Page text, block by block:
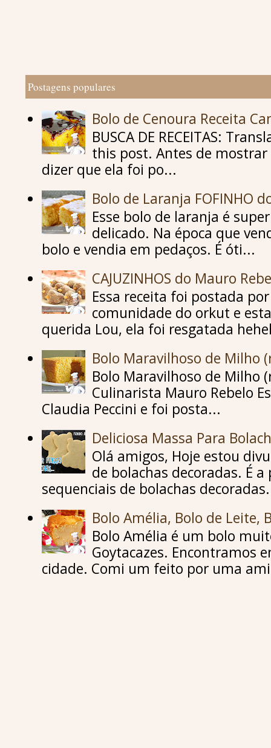
Postagens populares
Bolo de Cenoura Receita
BUSCA DE RECEITAS:
this post. Antes de mostrar
dizer que ela foi po...
Bolo de Laranja FOFINHO
Esse bolo de laranja é
delicado. Na época que
bolo e vendia em pedaços. É óti...
CAJUZINHOS do Mauro
Essa receita foi postada
comunidade do orkut e
querida Lou, ela foi resgatada
Bolo Maravilhoso de Milho
Bolo Maravilhoso de Milho
Culinarista Mauro Rebelo
Claudia Peccini e foi posta...
Deliciosa Massa Para
Olá amigos, Hoje estou
de bolachas decoradas. É
sequenciais de bolachas
Bolo Amélia, Bolo de Leite,
Bolo Amélia é um bolo
Goytacazes. Encontramos
cidade. Comi um feito por uma